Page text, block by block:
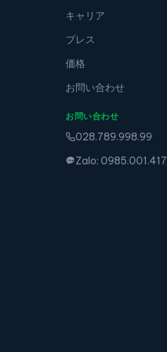
キャリア
プレス
価格
お問い合わせ
お問い合わせ
028.789.998.99
Zalo: 0985.001.417